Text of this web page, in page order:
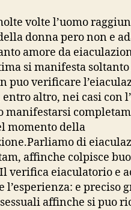
volte l’uomo
donna pero non e
amore da
si manifesta
puo verificare
altro, nei casi con
manifestarsi
momento della
di
affinche colpisce
verifica eiaculatorio e
l’esperienza: e preciso
affinche si puo